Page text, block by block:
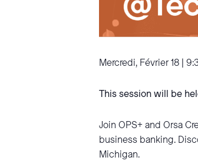
Mercredi, Février 18 |
This session will be
Join OPS+ and Orsa
business banking.
Michigan.